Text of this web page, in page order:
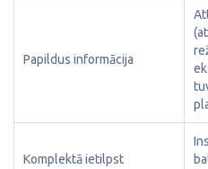
Papildus informācija
Komplektā ietilpst